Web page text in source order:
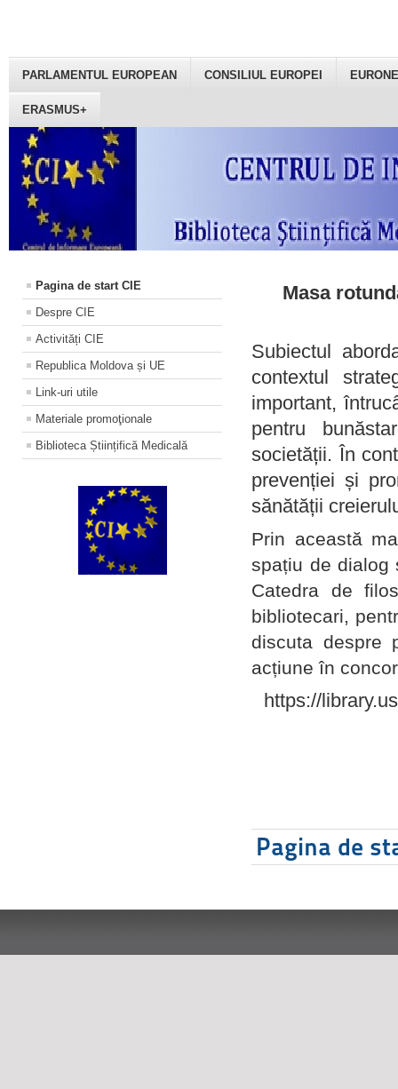
PARLAMENTUL EUROPEAN CONSILIUL EUROPEI
ERASMUS+
Pagina de start CIE
Despre CIE
Activități CIE
Republica Moldova și UE
Link-uri utile
Materiale promoţionale
Biblioteca Științifică Medicală
Masa
Subiectul
contextul
important,
pentru
societății. În
prevenției și
sănătății
Prin această
spațiu de dialog
Catedra de
bibliotecari,
discuta despre
acțiune în
https://
Pagina de